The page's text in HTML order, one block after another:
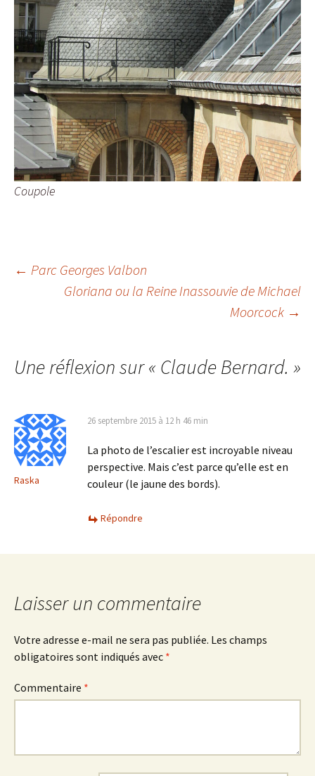
Coupole
Navigation
articles
← Parc Georges Valbon
Gloriana ou la Reine Inassouviede Michael
Moorcock →
Une réflexion sur « Claude Bernard. »
Raska
26 septembre 2015 à 12 h 46 min
La photo de l’escalier est incroyable niveau
perspective. Mais c’est parce qu’elle est en
couleur (le jaune des bords).
Répondre
Laisser un commentaire
Votre adresse e-mail ne sera pas publiée. Les champs
obligatoires sont indiqués avec *
Commentaire *